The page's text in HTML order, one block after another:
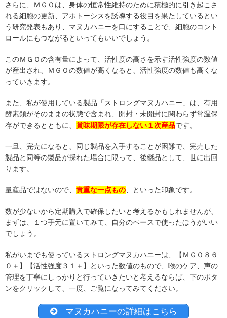
さらに、ＭＧＯは、身体の恒常性維持のために積極的に引き起こさ
れる細胞の更新、アポトーシスを誘導する役目を果たしているとい
う研究発表もあり、マヌカハニーを口にすることで、細胞のコント
ロールにもつながるといってもいいでしょう。
このＭＧＯの含有量によって、活性度の高さを示す活性強度の数値
が産出され、ＭＧＯの数値が高くなると、活性強度の数値も高くな
っていきます。
また、私が使用している製品「ストロングマヌカハニー」は、有用
酵素類がそのままの状態で含まれ、開封・未開封に関わらず常温保
存ができるとともに、 賞味期限が存在しない１次産品です。
一旦、完売になると、同じ製品を入手することが困難で、完売した
製品と同等の製品が採れた場合に限って、後継品として、世に出回
ります。
量産品ではないので、 貴重な一点もの 、といった印象です。
数が少ないから定期購入で確保したいと考えるかもしれませんが、
まずは、１つ手元に置いてみて、自分のペースで使ったほうがいい
でしょう。
私がいまでも使っているストロングマヌカハニーは、【ＭＧＯ８６
０＋】【活性強度３１＋】といった数値のもので、喉のケア、声の
管理を丁寧にしっかりと行っていきたいと考えるならば、下のボタ
ンをクリックして、一度、ご覧になってみてください。
マヌカハニーの詳細はこちら